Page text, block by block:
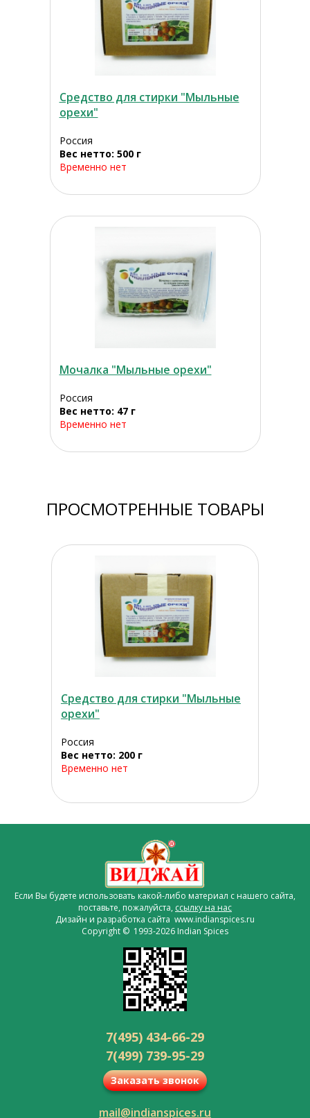
Средство для стирки "Мыльные
орехи"
Россия
Вес нетто: 500 г
Временно нет
Мочалка "Мыльные орехи"
Россия
Вес нетто: 47 г
Временно нет
ПРОСМОТРЕННЫЕ ТОВАРЫ
Средство для стирки "Мыльные
орехи"
Россия
Вес нетто: 200 г
Временно нет
Если Вы будете использовать какой-либо материал с нашего сайта,
поставьте, пожалуйста, ссылку на нас
Дизайн и разработка сайта www.indianspices.ru
Copyright © 1993-2026 Indian Spices
7(495) 434-66-29
7(499) 739-95-29
Заказать звонок
mail@indianspices.ru